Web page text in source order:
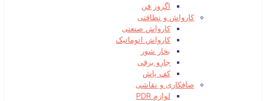
اگزوز فن
کارواش و نظافتی
کارواش صنعتی
کارواش اتوماتیک
بخار شور
جارو برقی
کف پاش
صافکاری و نقاشی
لوازم PDR